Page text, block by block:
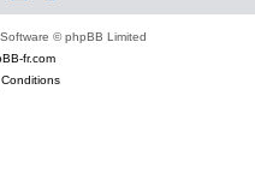
© phpBB Limited
fr.com
Conditions